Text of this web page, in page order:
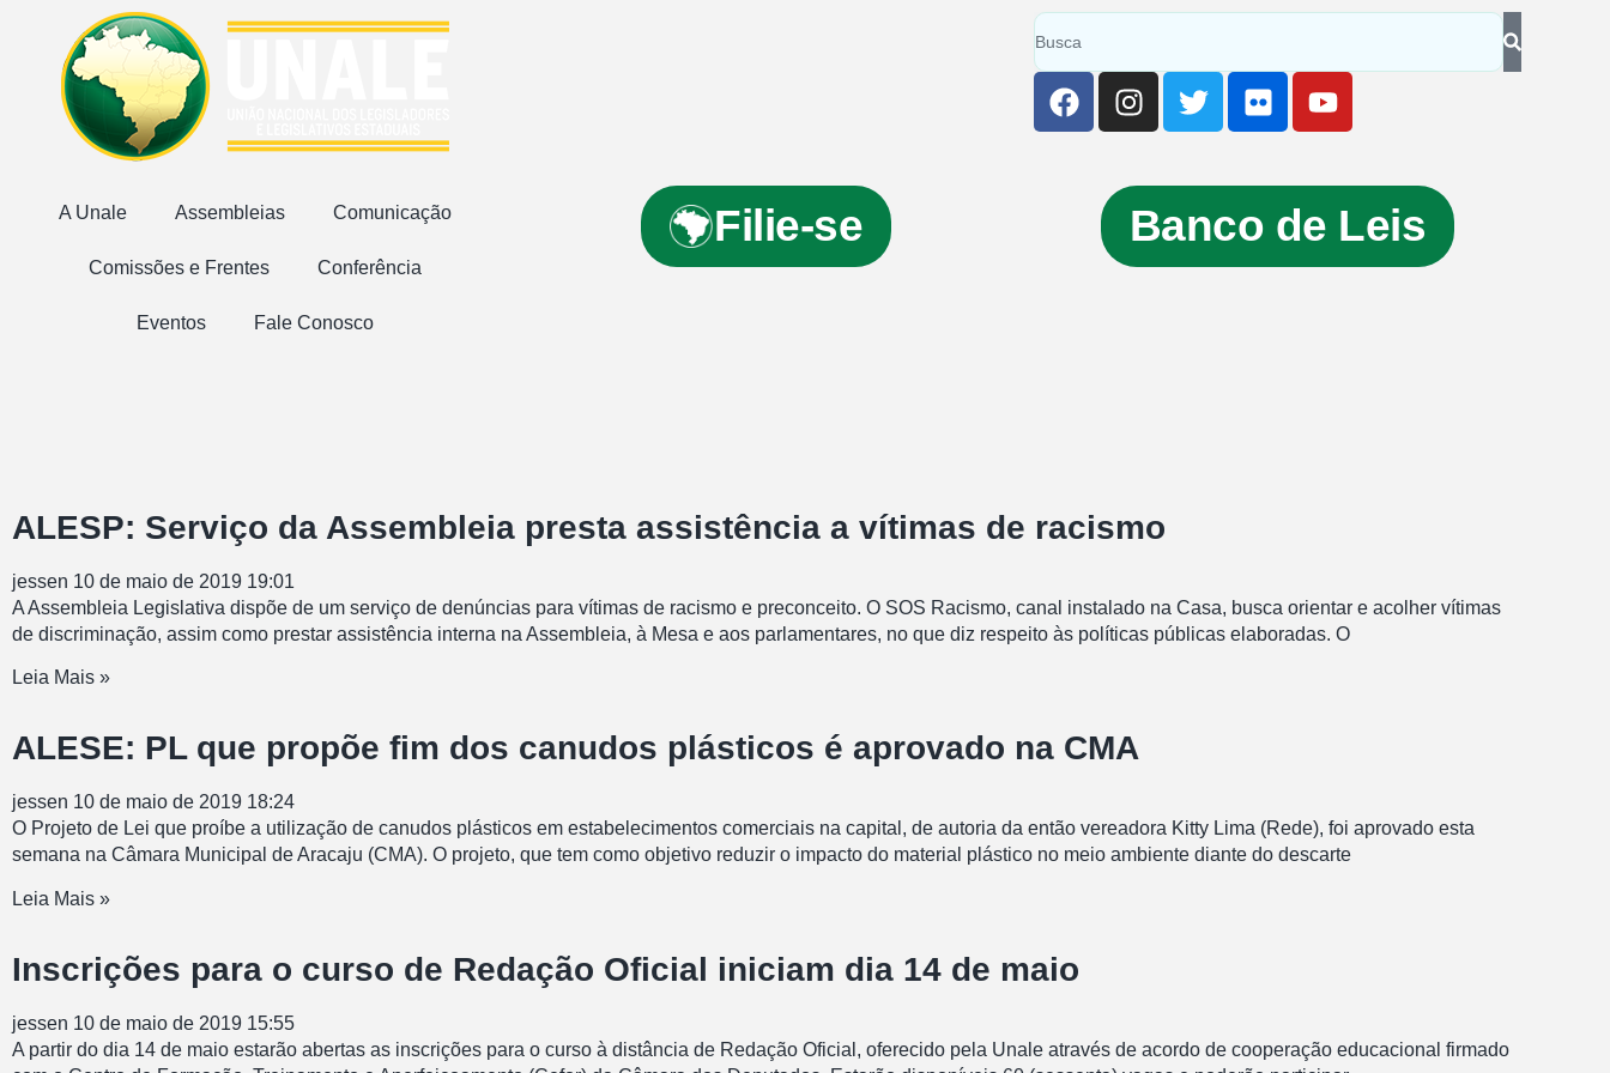
A Unale Assembleias Comunicação
Comissões e Frentes Conferência
Eventos Fale Conosco
Filie-se Banco de Leis
ALESP: Serviço da Assembleia presta assistência a vítimas de racismo
jessen 10 de maio de 2019 19:01
A Assembleia Legislativa dispõe de um serviço de denúncias para vítimas de racismo e preconceito. O SOS Racismo, canal instalado na Casa, busca orientar e acolher vítimas
de discriminação, assim como prestar assistência interna na Assembleia, à Mesa e aos parlamentares, no que diz respeito às políticas públicas elaboradas. O
Leia Mais »
ALESE: PL que propõe fim dos canudos plásticos é aprovado na CMA
jessen 10 de maio de 2019 18:24
O Projeto de Lei que proíbe a utilização de canudos plásticos em estabelecimentos comerciais na capital, de autoria da então vereadora Kitty Lima (Rede), foi aprovado esta
semana na Câmara Municipal de Aracaju (CMA). O projeto, que tem como objetivo reduzir o impacto do material plástico no meio ambiente diante do descarte
Leia Mais »
Inscrições para o curso de Redação Oficial iniciam dia 14 de maio
jessen 10 de maio de 2019 15:55
A partir do dia 14 de maio estarão abertas as inscrições para o curso à distância de Redação Oficial, oferecido pela Unale através de acordo de cooperação educacional firmado